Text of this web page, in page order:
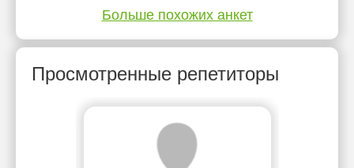
Больше похожих анкет
Просмотренные репетиторы